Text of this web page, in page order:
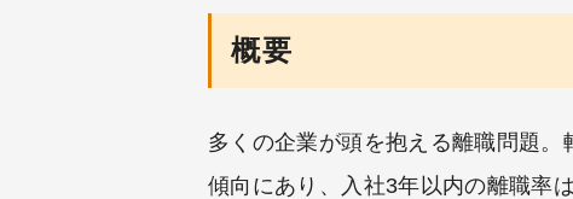
概要
多くの企業が頭を抱える離職問題。
傾向にあり、入社3年以内の離職率